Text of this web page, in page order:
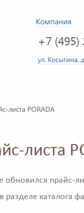
Компания
+7 (495)
ул. Косыгина,
листа PORADA
листа
обновился прайс-
каталога